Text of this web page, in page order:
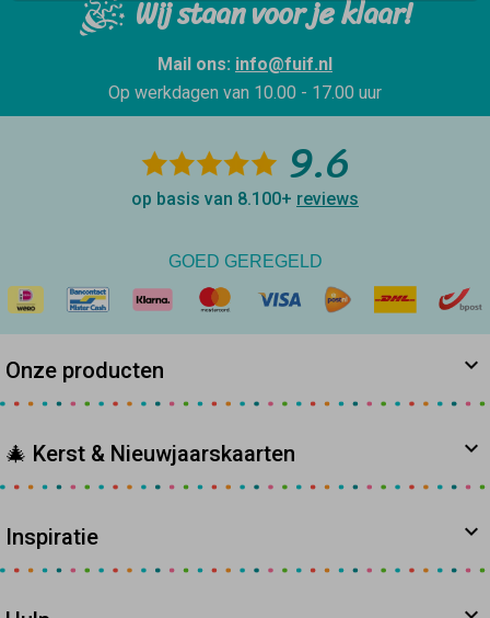
Wij staan voor je klaar!
Mail ons: info@fuif.nl
Op werkdagen van 10.00 - 17.00 uur
9.6
op basis van 8.100+ reviews
GOED GEREGELD
Onze producten
🎄 Kerst & Nieuwjaarskaarten
Inspiratie